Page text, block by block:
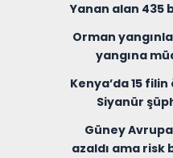
Yanan alan 435
Orman
yangına
Kenya’da 15
Siyanür
Güney
azaldı ama risk